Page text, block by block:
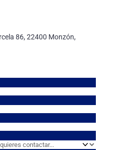
86, 22400 Monzón,